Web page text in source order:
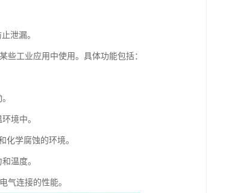
泄漏。
些工业应用中使用。具体功能包括：
境中。
学腐蚀的环境。
温度。
气连接的性能。